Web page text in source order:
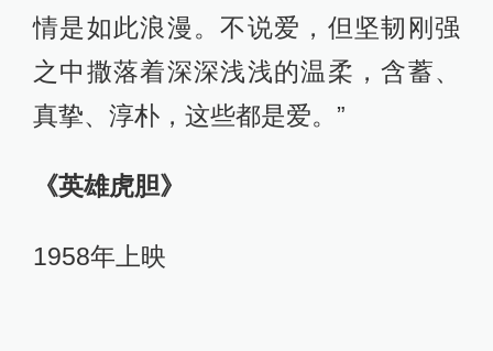
情是如此浪漫。不说爱，但坚韧刚强
之中撒落着深深浅浅的温柔，含蓄、
真挚、淳朴，这些都是爱。”
《英雄虎胆》
1958年上映